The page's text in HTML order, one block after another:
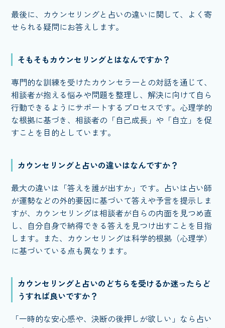
最後に、カウンセリングと占いの違いに関して、よく寄
せられる疑問にお答えします。
そもそもカウンセリングとはなんですか？
専門的な訓練を受けたカウンセラーとの対話を通じて、
相談者が抱える悩みや問題を整理し、解決に向けて自ら
行動できるようにサポートするプロセスです。心理学的
な根拠に基づき、相談者の「自己成長」や「自立」を促
すことを目的としています。
カウンセリングと占いの違いはなんですか？
最大の違いは「答えを誰が出すか」です。占いは占い師
が運勢などの外的要因に基づいて答えや予言を提示しま
すが、カウンセリングは相談者が自らの内面を見つめ直
し、自分自身で納得できる答えを見つけ出すことを目指
します。また、カウンセリングは科学的根拠（心理学）
に基づいている点も異なります。
カウンセリングと占いのどちらを受けるか迷ったらど
うすれば良いですか？
「一時的な安心感や、決断の後押しが欲しい」なら占い